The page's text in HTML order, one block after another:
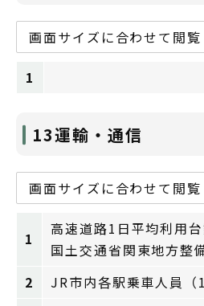
画面サイズに合わせて閲覧
1
13運輸・通信
画面サイズに合わせて閲覧
1
高速道路1日平均利用
国土交通省関東地方整
2
JR市内各駅乗車人員